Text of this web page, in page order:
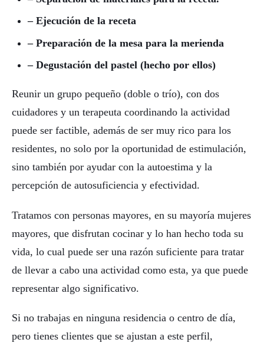
– Ejecución de la receta
– Preparación de la mesa para la merienda
– Degustación del pastel (hecho por ellos)
Reunir un grupo pequeño (doble o trío), con dos
cuidadores y un terapeuta coordinando la actividad
puede ser factible, además de ser muy rico para los
residentes, no solo por la oportunidad de estimulación,
sino también por ayudar con la autoestima y la
percepción de autosuficiencia y efectividad.
Tratamos con personas mayores, en su mayoría mujeres
mayores, que disfrutan cocinar y lo han hecho toda su
vida, lo cual puede ser una razón suficiente para tratar
de llevar a cabo una actividad como esta, ya que puede
representar algo significativo.
Si no trabajas en ninguna residencia o centro de día,
pero tienes clientes que se ajustan a este perfil,